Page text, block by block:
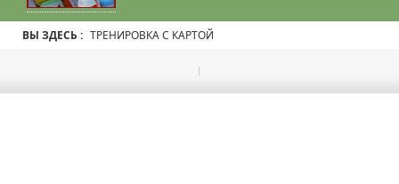
ВЫ ЗДЕСЬ : ТРЕНИРОВКА С КАРТОЙ